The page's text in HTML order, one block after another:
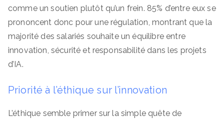
comme un soutien plutôt qu’un frein. 85% d’entre eux se
prononcent donc pour une régulation, montrant que la
majorité des salariés souhaite un équilibre entre
innovation, sécurité et responsabilité dans les projets
d’IA.
Priorité à l’éthique sur l’innovation
L’éthique semble primer sur la simple quête de